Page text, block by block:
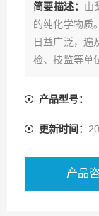
简要描述： 山
的纯化学物质
日益广泛，遍
检、技监等单
产品型号：
更新时间：
产品